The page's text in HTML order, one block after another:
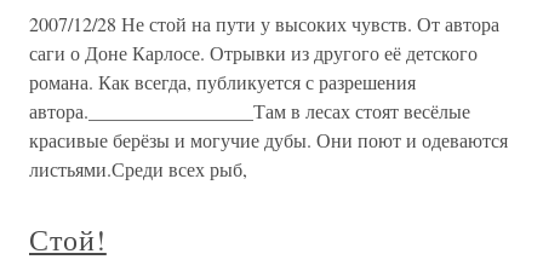
2007/12/28 Не стой на пути у высоких чувств. От автора
саги о Доне Карлосе. Отрывки из другого её детского
романа. Как всегда, публикуется с разрешения
автора._________________Там в лесах стоят весёлые
красивые берёзы и могучие дубы. Они поют и одеваются
листьями.Среди всех рыб,
Стой!